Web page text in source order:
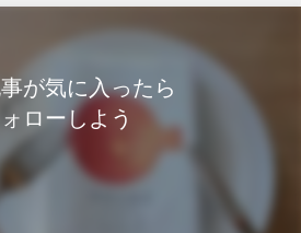
が気に入ったら
ローしよう